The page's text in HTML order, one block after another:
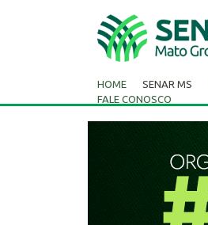
HOME SENAR MS
FALE CONOSCO